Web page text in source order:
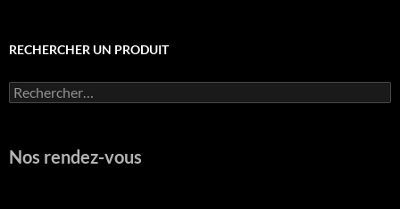
RECHERCHER UN PRODUIT
Rechercher :
Nos rendez-vous